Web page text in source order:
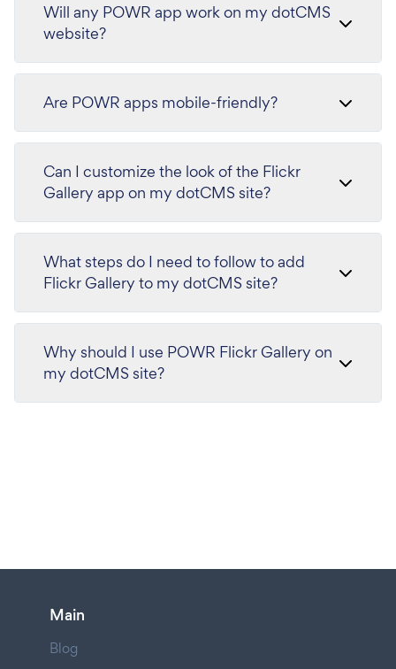
Will any POWR app work on my dotCMS
website?
Are POWR apps mobile-friendly?
Can I customize the look of the Flickr
Gallery app on my dotCMS site?
What steps do I need to follow to add
Flickr Gallery to my dotCMS site?
Why should I use POWR Flickr Gallery on
my dotCMS site?
Main
Blog